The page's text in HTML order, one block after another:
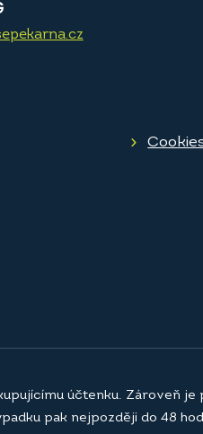
účtenku. Zároveň je
pak nejpozději do 48